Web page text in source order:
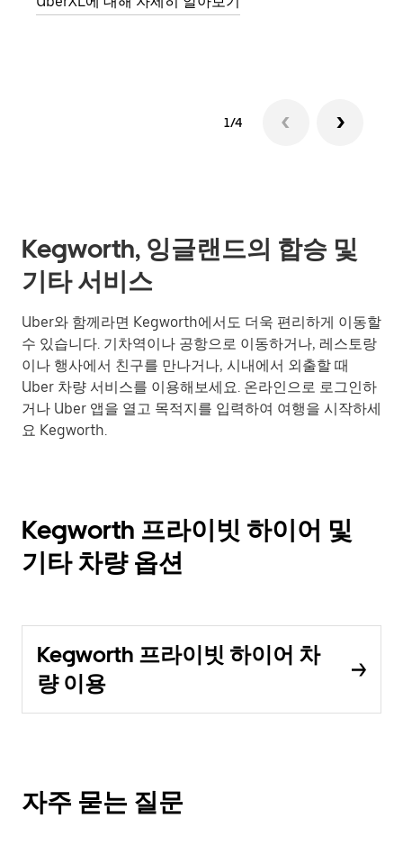
1/4
Kegworth, 잉글랜드의 합승 및
기타 서비스
Uber와 함께라면 Kegworth에서도 더욱 편리하게 이동할
수 있습니다. 기차역이나 공항으로 이동하거나, 레스토랑
이나 행사에서 친구를 만나거나, 시내에서 외출할 때
Uber 차량 서비스를 이용해보세요. 온라인으로 로그인하
거나 Uber 앱을 열고 목적지를 입력하여 여행을 시작하세
요 Kegworth.
Kegworth 프라이빗 하이어 및
기타 차량 옵션
Kegworth 프라이빗 하이어 차
량 이용
자주 묻는 질문